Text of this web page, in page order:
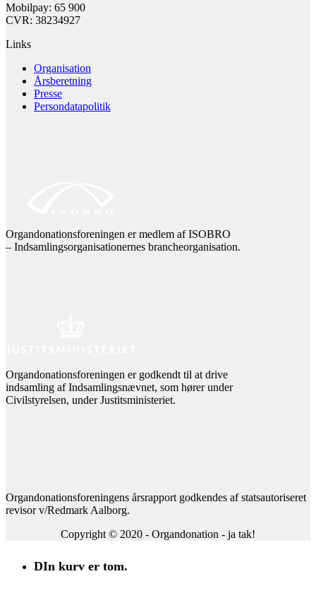
Mobilpay: 65 900
CVR: 38234927
Links
Organisation
Årsberetning
Presse
Persondatapolitik
Organdonationsforeningen er medlem af ISOBRO
– Indsamlingsorganisationernes brancheorganisation.
Organdonationsforeningen er godkendt til at drive
indsamling af Indsamlingsnævnet, som hører under
Civilstyrelsen, under Justitsministeriet.
Organdonationsforeningens årsrapport godkendes af statsautoriseret
revisor v/Redmark Aalborg.
Copyright © 2020 - Organdonation - ja tak!
DIn kurv er tom.